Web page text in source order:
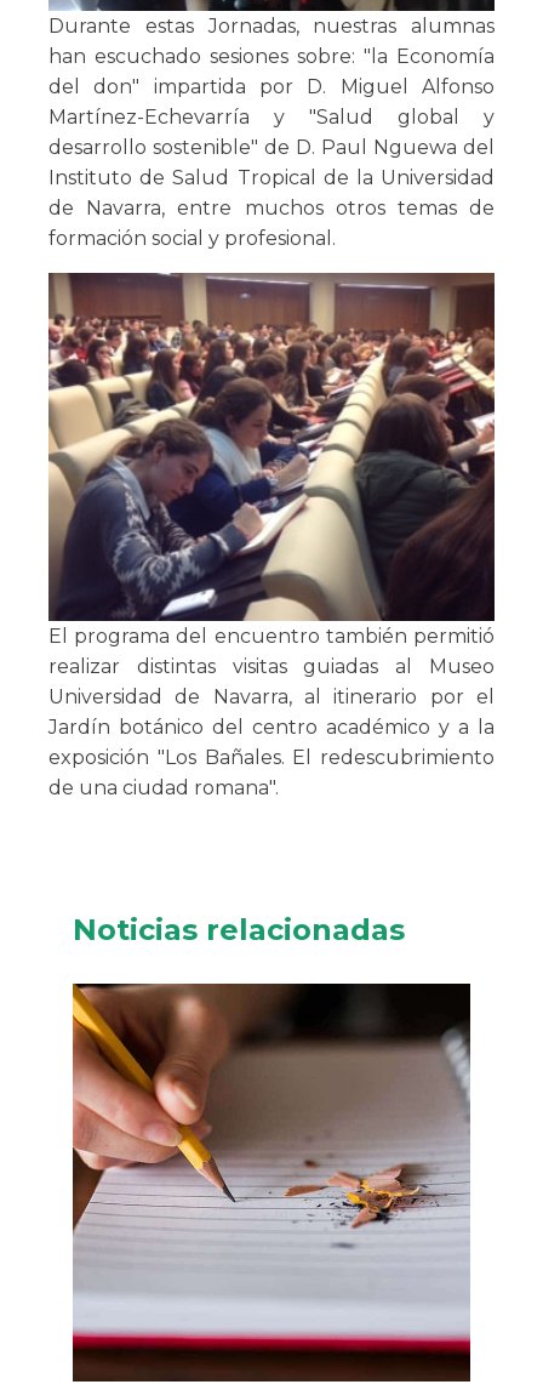
Durante estas Jornadas, nuestras alumnas
han escuchado sesiones sobre: "la Economía
del don" impartida por D. Miguel Alfonso
Martínez-Echevarría y "Salud global y
desarrollo sostenible" de D. Paul Nguewa del
Instituto de Salud Tropical de la Universidad
de Navarra, entre muchos otros temas de
formación social y profesional.
El programa del encuentro también permitió
realizar distintas visitas guiadas al Museo
Universidad de Navarra, al itinerario por el
Jardín botánico del centro académico y a la
exposición "Los Bañales. El redescubrimiento
de una ciudad romana".
Noticias relacionadas